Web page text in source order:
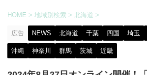
HOME > 地域別検索 > 北海道 >
広告 NEWS 北海道 千葉 四国 埼玉
沖縄 神奈川 群馬 茨城 近畿